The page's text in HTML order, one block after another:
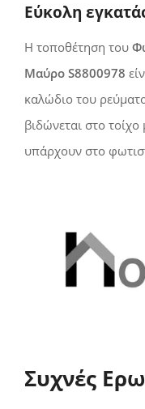
Εύκολη
Η τοποθέτηση του
Μαύρο S8800978
καλώδιο του
βιδώνεται στο τοίχο
υπάρχουν στο
Συχνές